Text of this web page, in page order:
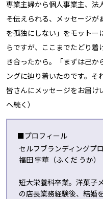
専業主婦から個人事業主、法
そ伝えられる、メッセージが
を孤独にしない」をモットー
らですが、ここまでたどり
き合ったから。「まずは己か
ングに辿り着いたのです。そ
皆さんにメッセージをお届け
へ続く）
■プロフィール
セルフブランディングプ
福田 宇華（ふくだ うか）
短大栄養科卒業。洋菓子
の店長業務経験後、結婚